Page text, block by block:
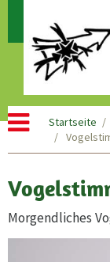
Startseite
Morgendliches